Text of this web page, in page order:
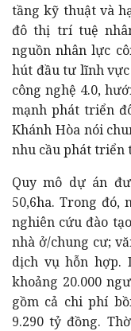
tầng kỹ thuật và
đô thị trí tuệ
nguồn nhân lực
hút đầu tư lĩnh
công nghệ 4.0,
mạnh phát triển
Khánh Hòa nói
nhu cầu phát triển
Quy mô dự án
50,6ha. Trong
nghiên cứu đào
nhà ở/chung cư;
dịch vụ hỗn hợp.
khoảng 20.000
gồm cả chi phí
9.290 tỷ đồng.